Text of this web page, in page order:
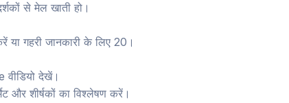
से मेल खाती हो।
गहरी जानकारी के लिए 20।
देखें।
और शीर्षकों का विश्लेषण करें।